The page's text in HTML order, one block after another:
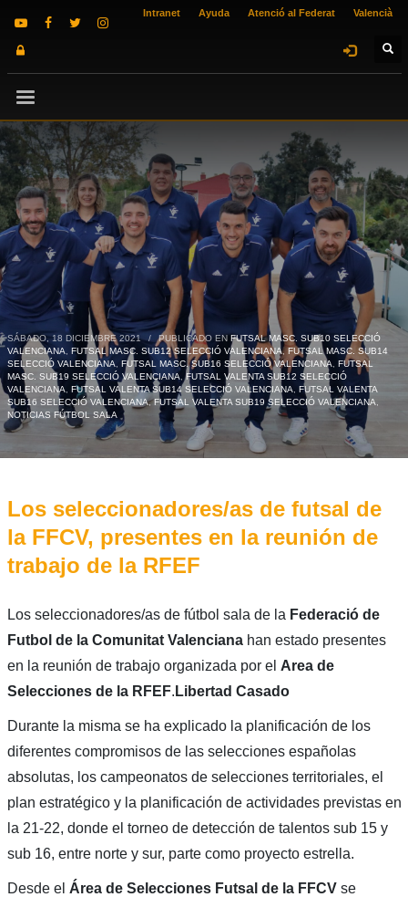
Intranet Ayuda Atenció al Federat Valencià
SÁBADO, 18 DICIEMBRE 2021 / PUBLICADO EN FUTSAL MASC. SUB10 SELECCIÓ
VALENCIANA
FUTSAL MASC. SUB12 SELECCIÓ VALENCIANA, FUTSAL MASC. SUB14
SELECCIÓ VALENCIANA
FUTSAL MASC. SUB16 SELECCIÓ VALENCIANA
FUTSAL
MASC. SUB19 SELECCIÓ VALENCIANA,FUTSAL VALENTA SUB12 SELECCIÓ
VALENCIANA
FUTSAL VALENTA SUB14 SELECCIÓ VALENCIANA
FUTSAL VALENTA
SUB16 SELECCIÓ VALENCIANA,FUTSAL VALENTA SUB19 SELECCIÓ VALENCIANA
NOTICIAS FÚTBOL SALA
Los seleccionadores/as de futsal de
la FFCV, presentes en la reunión de
trabajo de la RFEF
Los seleccionadores/as de fútbol sala de la Federació de
Futbol de la Comunitat Valenciana han estado presentes
en la reunión de trabajo organizada por el Area de
Selecciones de la RFEF. Libertad Casado
Durante la misma se ha explicado la planificación de los
diferentes compromisos de las selecciones españolas
absolutas, los campeonatos de selecciones territoriales, el
plan estratégico y la planificación de actividades previstas en
la 21-22, donde el torneo de detección de talentos sub 15 y
sub 16, entre norte y sur, parte como proyecto estrella.
Desde el Área de Selecciones Futsal de la FFCVse